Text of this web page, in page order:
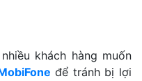
khách hàng muốn
để tránh bị lợi